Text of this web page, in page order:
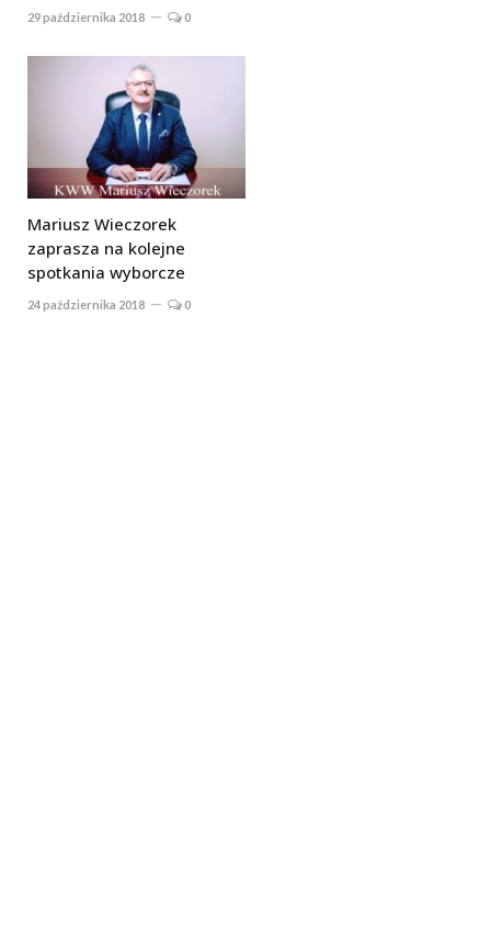
29 października 2018 0
Mariusz Wieczorek
zaprasza na kolejne
spotkania wyborcze
24 października 2018 0